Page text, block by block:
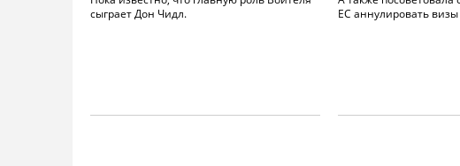
сыграет Дон Чидл.
ЕС аннулировать